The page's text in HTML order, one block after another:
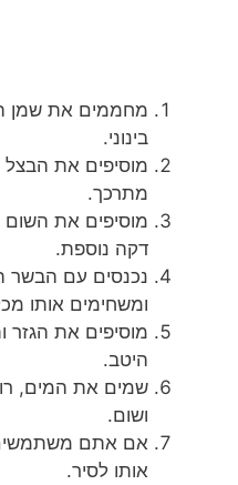
מחממים את שמן
בינוני.
מוסיפים את הבצל
מתרכך.
מוסיפים את
דקה נוספת.
נכנסים עם הבשר
ומשחימים אותו
מוסיפים את הגזר
היטב.
שמים את המים,
ושום.
אם אתם משתמשים
אותו לסיר.